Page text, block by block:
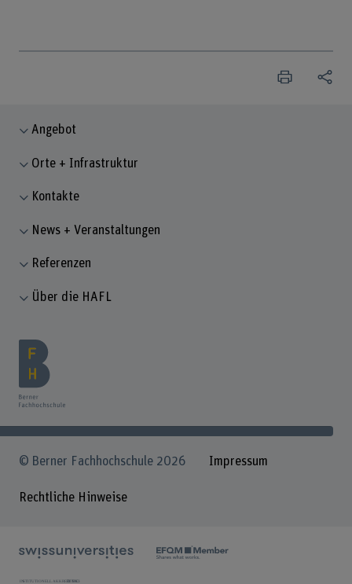
Angebot
Orte + Infrastruktur
Kontakte
News + Veranstaltungen
Referenzen
Über die HAFL
© Berner Fachhochschule 2026 Impressum
Rechtliche Hinweise